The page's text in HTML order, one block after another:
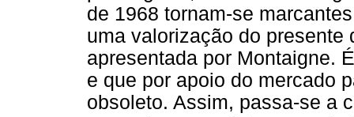
de 1968 tornam-se
uma valorização do presente
apresentada por Montaigne.
e que por apoio do mercado
obsoleto. Assim, passa-se a